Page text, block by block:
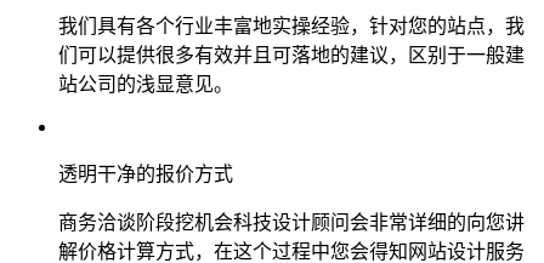
我们具有各个行业丰富地实操经验，针对您的站点，我
们可以提供很多有效并且可落地的建议，区别于一般建
站公司的浅显意见。
透明干净的报价方式
商务洽谈阶段挖机会科技设计顾问会非常详细的向您讲
解价格计算方式，在这个过程中您会得知网站设计服务